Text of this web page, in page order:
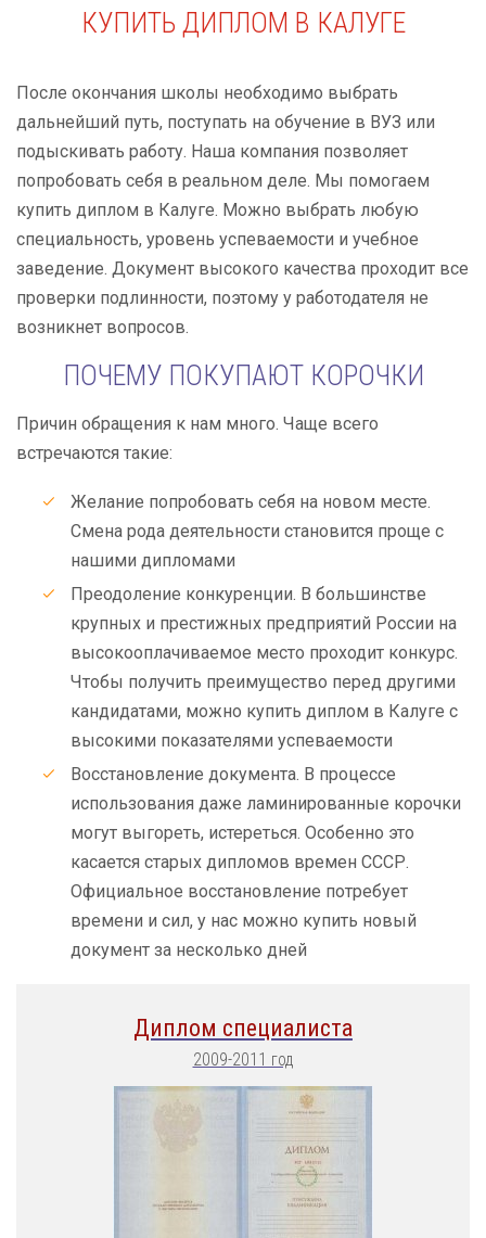
КУПИТЬ ДИПЛОМ В КАЛУГЕ
После окончания школы необходимо выбрать
дальнейший путь, поступать на обучение в ВУЗ или
подыскивать работу. Наша компания позволяет
попробовать себя в реальном деле. Мы помогаем
купить диплом в Калуге. Можно выбрать любую
специальность, уровень успеваемости и учебное
заведение. Документ высокого качества проходит все
проверки подлинности, поэтому у работодателя не
возникнет вопросов.
ПОЧЕМУ ПОКУПАЮТ КОРОЧКИ
Причин обращения к нам много. Чаще всего
встречаются такие:
Желание попробовать себя на новом месте.
Смена рода деятельности становится проще с
нашими дипломами
Преодоление конкуренции. В большинстве
крупных и престижных предприятий России на
высокооплачиваемое место проходит конкурс.
Чтобы получить преимущество перед другими
кандидатами, можно купить диплом в Калуге с
высокими показателями успеваемости
Восстановление документа. В процессе
использования даже ламинированные корочки
могут выгореть, истереться. Особенно это
касается старых дипломов времен СССР.
Официальное восстановление потребует
времени и сил, у нас можно купить новый
документ за несколько дней
Диплом специалиста
2009-2011 год